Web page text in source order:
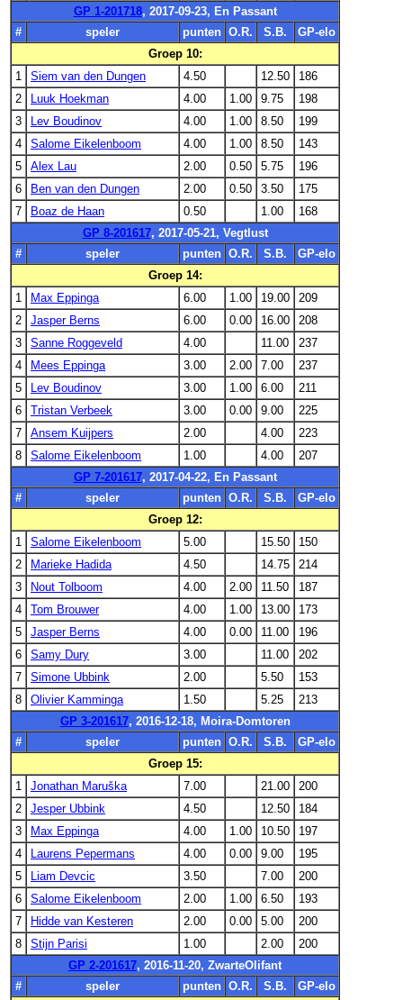
GP 1-201718, 2017-09-23, En Passant
#
speler punten O.R. S.B.
GP-elo
Groep 10:
1
Siem van den Dungen 4.50 12.50
186
2
Luuk Hoekman 4.00 1.00 9.75
198
3
Lev Boudinov 4.00 1.00 8.50
199
4
Salome Eikelenboom 4.00 1.00 8.50
143
5
Alex Lau 2.00 0.50 5.75
196
6
Ben van den Dungen 2.00 0.50 3.50
175
7
Boaz de Haan 0.50 1.00
168
GP 8-201617, 2017-05-21, Vegtlust
#
speler punten O.R. S.B.
GP-elo
Groep 14:
1
Max Eppinga 6.00 1.00 19.00
209
2
Jasper Berns 6.00 0.00 16.00
208
3
Sanne Roggeveld 4.00 11.00
237
4
Mees Eppinga 3.00 2.00 7.00
237
5
Lev Boudinov 3.00 1.00 6.00
211
6
Tristan Verbeek 3.00 0.00 9.00
225
7
Ansem Kuijpers 2.00 4.00
223
8
Salome Eikelenboom 1.00 4.00
207
GP 7-201617, 2017-04-22, En Passant
#
speler punten O.R. S.B.
GP-elo
Groep 12:
1
Salome Eikelenboom 5.00 15.50
150
2
Marieke Hadida 4.50 14.75
214
3
Nout Tolboom 4.00 2.00 11.50
187
4
Tom Brouwer 4.00 1.00 13.00
173
5
Jasper Berns 4.00 0.00 11.00
196
6
Samy Dury 3.00 11.00
202
7
Simone Ubbink 2.00 5.50
153
8
Olivier Kamminga 1.50 5.25
213
GP 3-201617, 2016-12-18, Moira-Domtoren
#
speler punten O.R. S.B.
GP-elo
Groep 15:
1
Jonathan Maruška 7.00 21.00
200
2
Jesper Ubbink 4.50 12.50
184
3
Max Eppinga 4.00 1.00 10.50
197
4
Laurens Pepermans 4.00 0.00 9.00
195
5
Liam Devcic 3.50 7.00
200
6
Salome Eikelenboom 2.00 1.00 6.50
193
7
Hidde van Kesteren 2.00 0.00 5.00
200
8
Stijn Parisi 1.00 2.00
200
GP 2-201617, 2016-11-20, ZwarteOlifant
#
speler punten O.R. S.B.
GP-elo